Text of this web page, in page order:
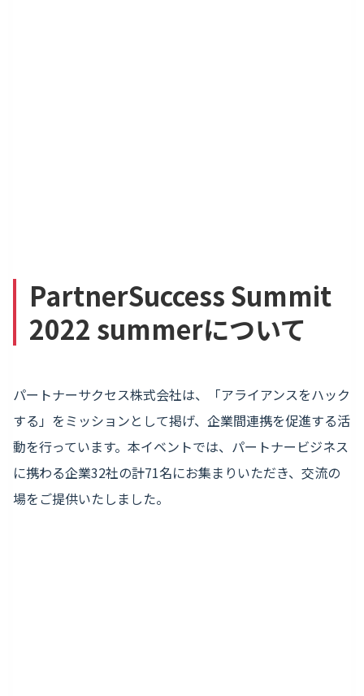
PartnerSuccess Summit
2022 summerについて
パートナーサクセス株式会社は、「アライアンスをハック
する」をミッションとして掲げ、企業間連携を促進する活
動を行っています。本イベントでは、パートナービジネス
に携わる企業32社の計71名にお集まりいただき、交流の
場をご提供いたしました。